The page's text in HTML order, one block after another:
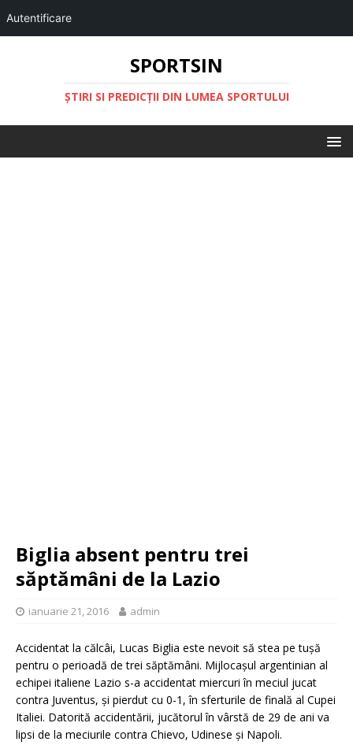
Autentificare
SPORTSIN
ŞTIRI SI PREDICŢII DIN LUMEA SPORTULUI
Biglia absent pentru trei
săptămâni de la Lazio
ianuarie 21, 2016 admin
Accidentat la călcâi, Lucas Biglia este nevoit să stea pe tușă
pentru o perioadă de trei săptămâni. Mijlocașul argentinian al
echipei italiene Lazio s-a accidentat miercuri în meciul jucat
contra Juventus, și pierdut cu 0-1, în sferturile de finală al Cupei
Italiei. Datorită accidentării, jucătorul în vârstă de 29 de ani va
lipsi de la meciurile contra Chievo, Udinese și Napoli.